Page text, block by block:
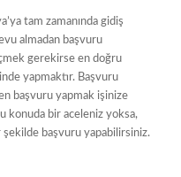
tam zamanında gidiş
almadan başvuru
gerekirse en doğru
yapmaktır. Başvuru
başvuru yapmak işinize
konuda bir aceleniz yoksa,
şekilde başvuru yapabilirsiniz.